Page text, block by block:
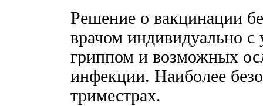
Решение о вакцинации
врачом индивидуально с
гриппом и возможных
инфекции. Наиболее
триместрах.